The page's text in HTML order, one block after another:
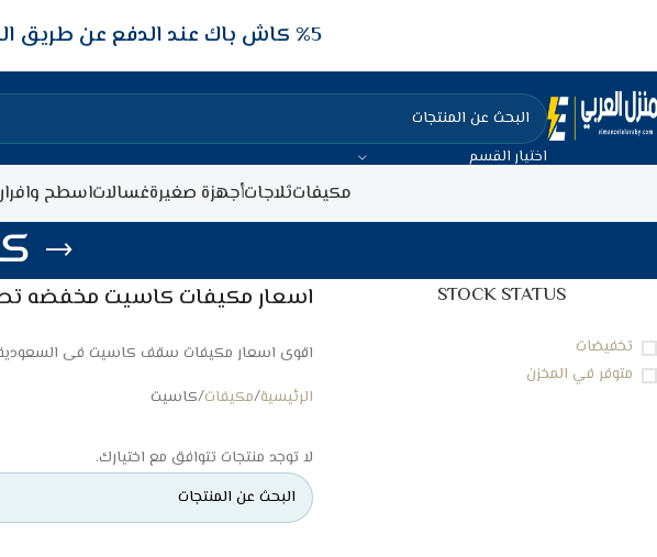
5‎% كاش باك عند الدفع عن طريق الفيزا البنكيه
اختيار القسم
مكيفاتثلاجاتأجهزة صغيرةغسالاتاسطح
STOCK STATUS
تخفيضات
متوفر في المخزن
اسعار مكيفات كاسيت مخفضه تصل الى 30% فى
اقوى اسعار مكيفات سقف كاسيت فى السعودية
الرئيسية مكيفات كاسيت
لا توجد منتجات تتوافق مع اختيارك.